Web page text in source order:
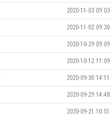
2020-11-03 09:03
2020-11-02 09:30
2020-10-29 09:09
2020-10-12 11:09
2020-09-30 14:11
2020-09-29 14:48
2020-09-21 10:51